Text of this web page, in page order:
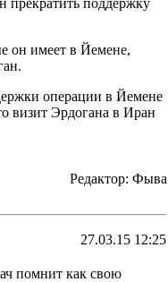
прекратить поддержку
он имеет в Йемене,
операции в Йемене
визит Эрдогана в Иран
Редактор: Фыва
27.03.15 12:25
помнит как свою